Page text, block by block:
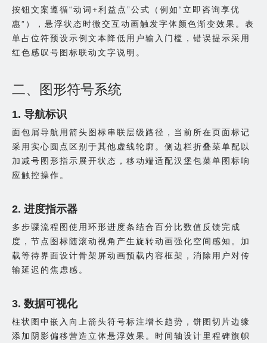
按钮文案遵循“动词+利益点”公式（例如“立即咨询享优
惠”），悬浮状态时微交互动画触发字体颜色渐变效果。表
单占位符预设示例文本降低用户输入门槛，错误提示采用
红色感叹号图标联动文字说明。
二、图形符号系统
1. 导航标识
面包屑导航用箭头图标串联层级路径，当前所在页面标记
采用实心圆点区别于其他虚线轮廓。侧边栏折叠菜单配以
加减号图形指示展开状态，移动端适配汉堡包菜单图标响
应触控操作。
2. 进度指示器
多步骤流程图使用环形进度条结合百分比数值反馈完成
度，节点图标随滚动视角产生旋转动画强化空间感知。加
载等待界面设计骨架屏动画预载内容框架，消除用户对传
输延迟的焦虑感。
3. 数据可视化
柱状图中嵌入向上箭头符号标注增长趋势，饼图切片边缘
添加阴影偏移营造立体悬浮效果。时间轴设计里程碑旗帜